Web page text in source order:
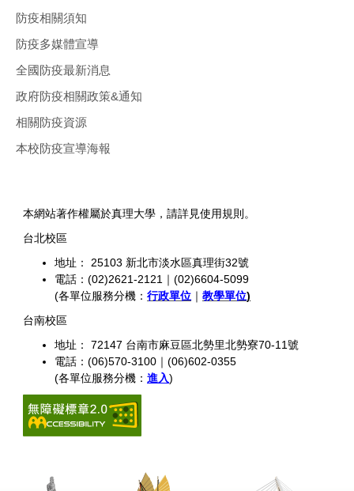
防疫相關須知
防疫多媒體宣導
全國防疫最新消息
政府防疫相關政策&通知
相關防疫資源
本校防疫宣導海報
本網站著作權屬於真理大學，請詳見使用規則。
台北校區
地址： 25103 新北市淡水區真理街32號
電話：(02)2621-2121｜(02)6604-5099
(各單位服務分機： 行政單位 ｜ 教學單位)
台南校區
地址： 72147 台南市麻豆區北勢里北勢寮70-11號
電話：(06)570-3100｜(06)602-0355
(各單位服務分機： 進入)